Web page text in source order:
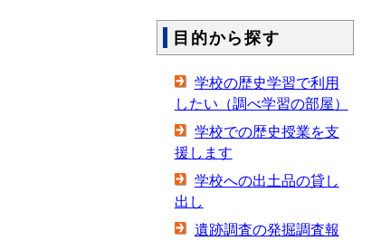
目的から探す
学校の歴史学習で利用
したい（調べ学習の部屋）
学校での歴史授業を支
援します
学校への出土品の貸し
出し
遺跡調査の発掘調査報